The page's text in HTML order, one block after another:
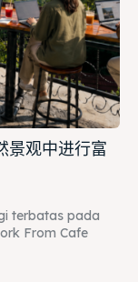
观中进行富
terbatas pada
From Cafe